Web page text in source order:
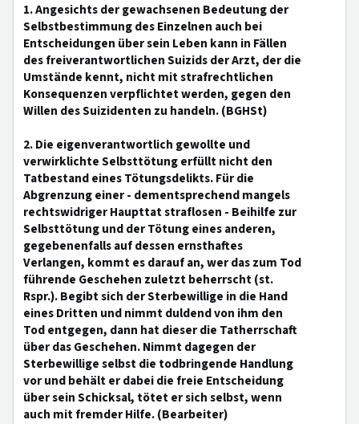
1. Angesichts der gewachsenen Bedeutung der
Selbstbestimmung des Einzelnen auch bei
Entscheidungen über sein Leben kann in Fällen
des freiverantwortlichen Suizids der Arzt, der die
Umstände kennt, nicht mit strafrechtlichen
Konsequenzen verpflichtet werden, gegen den
Willen des Suizidenten zu handeln. (BGHSt)
2. Die eigenverantwortlich gewollte und
verwirklichte Selbsttötung erfüllt nicht den
Tatbestand eines Tötungsdelikts. Für die
Abgrenzung einer - dementsprechend mangels
rechtswidriger Haupttat straflosen - Beihilfe zur
Selbsttötung und der Tötung eines anderen,
gegebenenfalls auf dessen ernsthaftes
Verlangen, kommt es darauf an, wer das zum Tod
führende Geschehen zuletzt beherrscht (st.
Rspr.). Begibt sich der Sterbewillige in die Hand
eines Dritten und nimmt duldend von ihm den
Tod entgegen, dann hat dieser die Tatherrschaft
über das Geschehen. Nimmt dagegen der
Sterbewillige selbst die todbringende Handlung
vor und behält er dabei die freie Entscheidung
über sein Schicksal, tötet er sich selbst, wenn
auch mit fremder Hilfe. (Bearbeiter)